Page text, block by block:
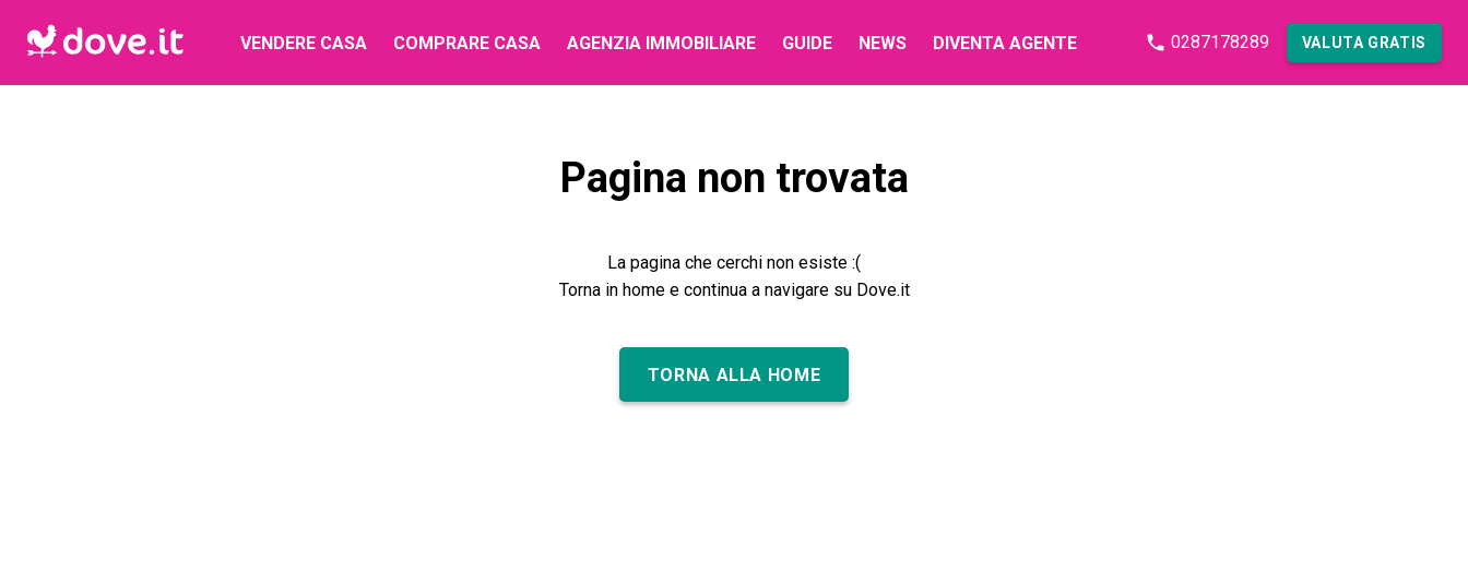
VENDERE CASA COMPRARE CASA AGENZIA IMMOBILIARE GUIDE NEWS DIVENTA AGENTE 0287178289 VALUTA GRATIS
Pagina non trovata
La pagina che cerchi non esiste :(
Torna in home e continua a navigare su Dove.it
TORNA ALLA HOME